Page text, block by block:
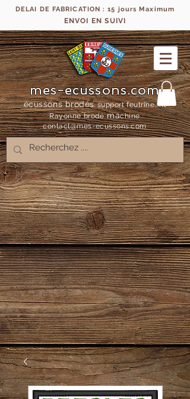
DELAI DE FABRICATION : 15 jours Maximum
ENVOI EN SUIVI
mes-ecussons.com
écussons brodés support feutrine, fil
Rayonne brodémachine
contact@mes-ecussons.com